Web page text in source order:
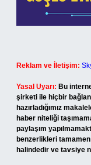
Reklam ve İletişim:
Yasal Uyarı: Bu
şirketi ile hiçbir
hazırladığımız
haber niteliği
paylaşım
benzerlikleri
halindedir ve tavsiye